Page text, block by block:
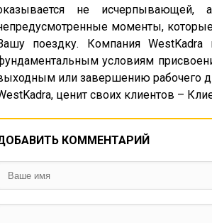
не
моменты,
поездку. Компания
условиям
или завершению рабочего
ценит своих клиентов –
КОММЕНТАРИЙ